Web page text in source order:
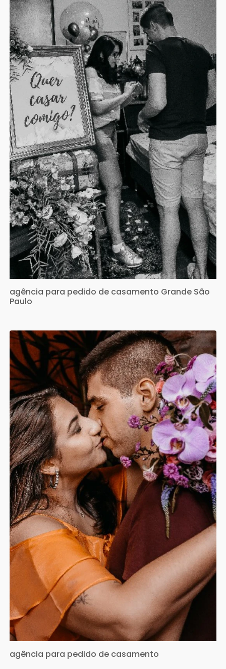
agência para pedido de casamento Grande São
Paulo
agência para pedido de casamento